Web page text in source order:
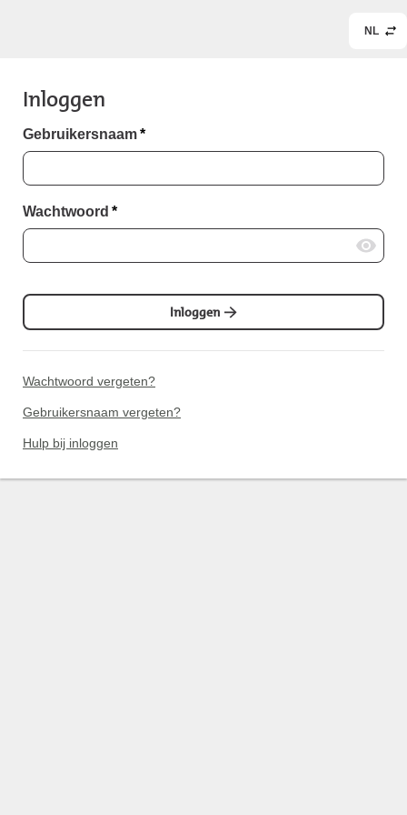
NL
Inloggen
Gebruikersnaam*
Wachtwoord *
Inloggen
Wachtwoord vergeten?
Gebruikersnaam vergeten?
Hulp bij inloggen